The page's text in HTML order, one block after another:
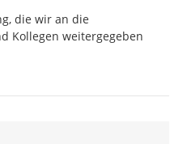
die wir an die
Kollegen weitergegeben